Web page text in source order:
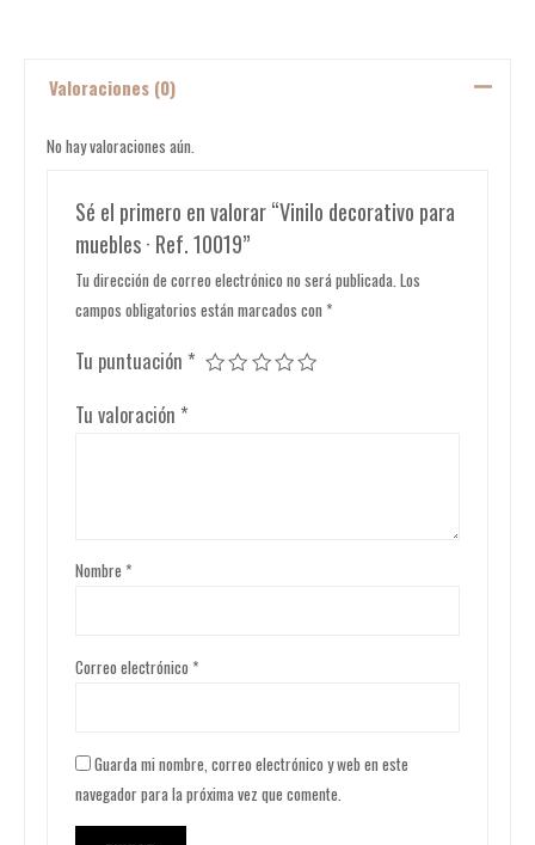
Valoraciones (0)
No hay valoraciones aún.
Sé el primero en valorar “Vinilo decorativo para
muebles · Ref. 10019”
Tu dirección de correo electrónico no será publicada. Los
campos obligatorios están marcados con *
Tu puntuación *
Tu valoración *
Nombre *
Correo electrónico *
Guarda mi nombre, correo electrónico y web en este
navegador para la próxima vez que comente.